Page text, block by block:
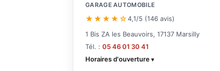
GARAGE AUTOMOBILE
★★★★☆4,1/5 (146 avis)
1 Bis ZA les Beauvoirs, 17137 Marsilly
Tél. : 05 46 01 30 41
Horaires d'ouverture